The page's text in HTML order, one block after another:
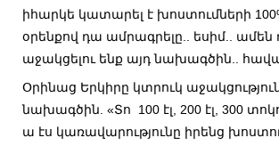
իհարկե կատարել է խոստումների
օրենքով դա ամրագրելը.. եսիմ.. ամեն
աջակցելու ենք այդ նախագծին..
Օրինաց Երկիրը կտրուկ
նախագծին. «Տո 100 էլ, 200 էլ, 300
ա էս կառավարությունը իրենց